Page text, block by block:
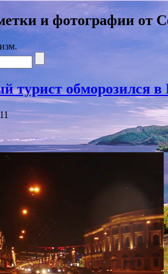
и фотографии от
турист обморозился в